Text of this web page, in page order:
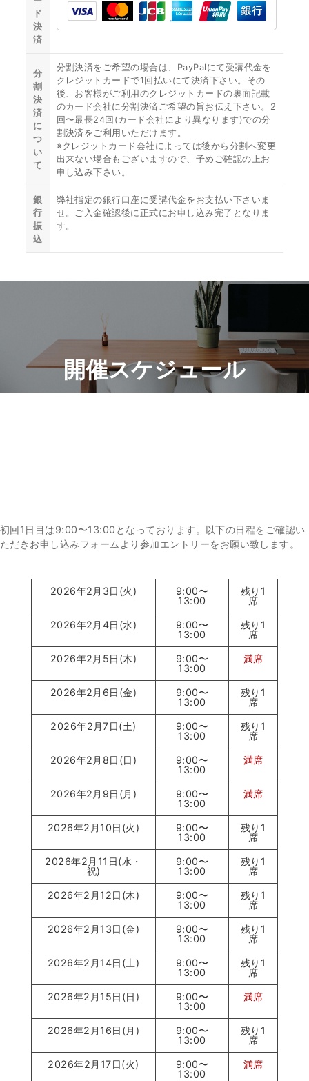
ド
決
済
分
割
決
済
に
つ
い
て
分割決済をご希望の場合は、PayPalにて受講代金を
クレジットカードで1回払いにて決済下さい。その
後、お客様がご利用のクレジットカードの裏面記載
のカード会社に分割決済ご希望の旨お伝え下さい。2
回〜最長24回(カード会社により異なります)での分
割決済をご利用いただけます。
※クレジットカード会社によっては後から分割へ変更
出来ない場合もございますので、予めご確認の上お
申し込み下さい。
銀
行
振
込
弊社指定の銀行口座に受講代金をお支払い下さいま
せ。ご入金確認後に正式にお申し込み完了となりま
す。
開催スケジュール
初回1日目は9:00〜13:00となっております。以下の日程をご確認い
ただきお申し込みフォームより参加エントリーをお願い致します。
2026年2月3日(火)
9:00〜
13:00
残り1
席
2026年2月4日(水)
9:00〜
13:00
残り1
席
2026年2月5日(木)
9:00〜
13:00
満席
2026年2月6日(金)
9:00〜
13:00
残り1
席
2026年2月7日(土)
9:00〜
13:00
残り1
席
2026年2月8日(日)
9:00〜
13:00
満席
2026年2月9日(月)
9:00〜
13:00
満席
2026年2月10日(火)
9:00〜
13:00
残り1
席
2026年2月11日(水・
祝)
9:00〜
13:00
残り1
席
2026年2月12日(木)
9:00〜
13:00
残り1
席
2026年2月13日(金)
9:00〜
13:00
残り1
席
2026年2月14日(土)
9:00〜
13:00
残り1
席
2026年2月15日(日)
9:00〜
13:00
満席
2026年2月16日(月)
9:00〜
13:00
残り1
席
2026年2月17日(火)
9:00〜
13:00
満席